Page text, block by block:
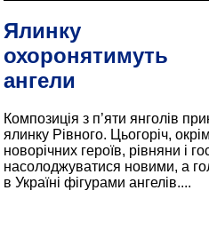
Ялинку
охоронятимуть
ангели
Композиція з п’яти янголів
ялинку Рівного. Цьогоріч,
новорічних героїв, рівняни і
насолоджуватися новими, а
в Україні фігурами ангелів....